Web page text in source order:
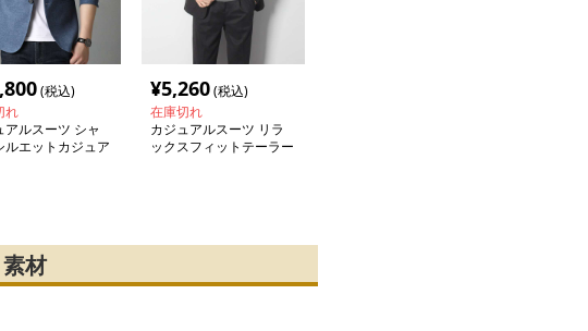
(税込)
れ
アルスーツ シャ
ルエットカジュア
¥5,260(税込)
在庫切れ
カジュアルスーツ リラ
ックスフィットテーラー
材